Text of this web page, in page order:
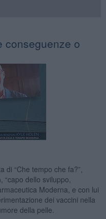
conseguenze o
di “Che tempo che fa?”,
, “capo dello sviluppo,
Moderna, e con lui
dei vaccini nella
della pelle.